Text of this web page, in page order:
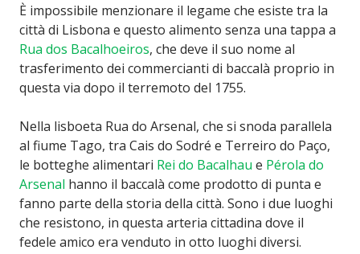
È impossibile menzionare il legame che esiste tra la
città di Lisbona e questo alimento senza una tappa a
Rua dos Bacalhoeiros, che deve il suo nome al
trasferimento dei commercianti di baccalà proprio in
questa via dopo il terremoto del 1755.
Nella lisboeta Rua do Arsenal, che si snoda parallela
al fiume Tago, tra Cais do Sodré e Terreiro do Paço,
le botteghe alimentari Rei do Bacalhau e Pérola do
Arsenal hanno il baccalà come prodotto di punta e
fanno parte della storia della città. Sono i due luoghi
che resistono, in questa arteria cittadina dove il
fedele amico era venduto in otto luoghi diversi.